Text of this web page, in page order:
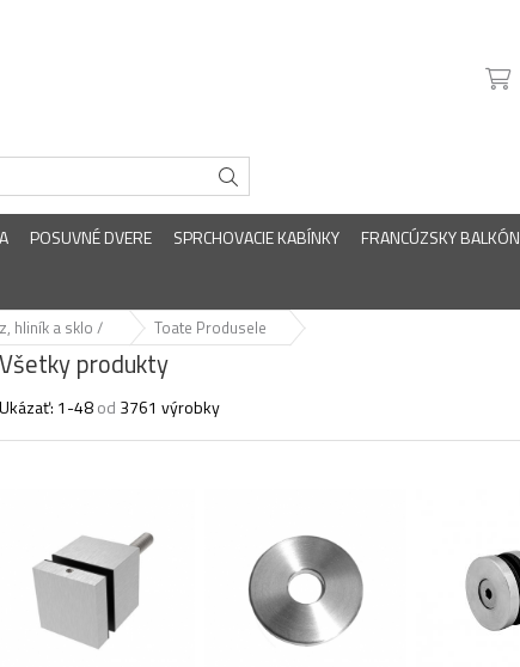
POSUVNÉ DVERE SPRCHOVACIE KABÍNKY FRANCÚZSKY BALKÓN
hliník a sklo / Toate Produsele
Všetky produkty
Ukázať: 1-48od 3761 výrobky